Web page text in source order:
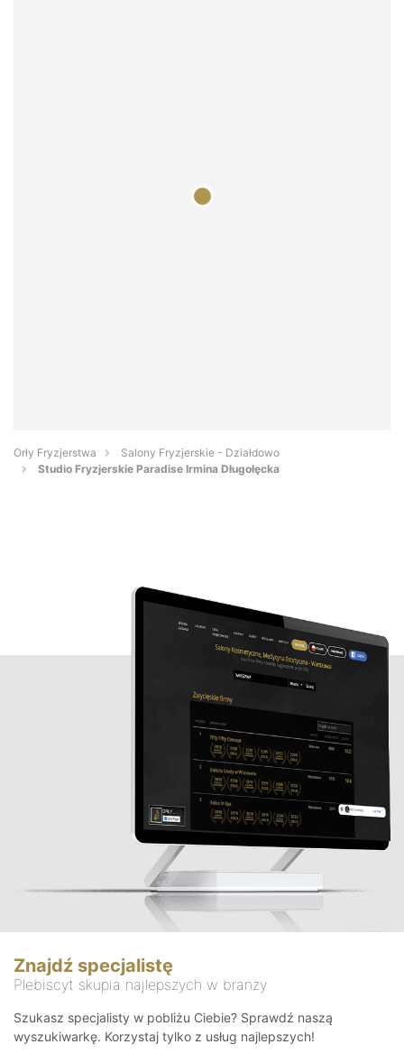
Orły Fryzjerstwa
Salony Fryzjerskie - Działdowo
Studio Fryzjerskie Paradise Irmina Długołęcka
Znajdź specjalistę
Plebiscyt skupia najlepszych w branży
Szukasz specjalisty w pobliżu Ciebie? Sprawdź naszą
wyszukiwarkę. Korzystaj tylko z usług najlepszych!